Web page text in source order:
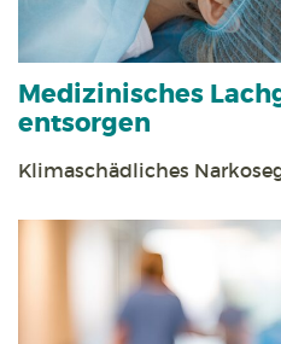
Medizinisches
entsorgen
Klimaschädliches